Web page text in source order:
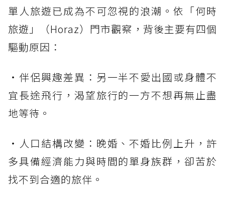
單人旅遊已成為不可忽視的浪潮。依「何時
旅遊」（Horaz）門市觀察，背後主要有四個
驅動原因：
・伴侶興趣差異：另一半不愛出國或身體不
宜長途飛行，渴望旅行的一方不想再無止盡
地等待。
・人口結構改變：晚婚、不婚比例上升，許
多具備經濟能力與時間的單身族群，卻苦於
找不到合適的旅伴。